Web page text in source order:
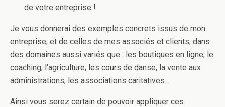
de votre entreprise !
Je vous donnerai des exemples concrets issus de mon
entreprise, et de celles de mes associés et clients, dans
des domaines aussi variés que : les boutiques en ligne, le
coaching, l’agriculture, les cours de danse, la vente aux
administrations, les associations caritatives…
Ainsi vous serez certain de pouvoir appliquer ces